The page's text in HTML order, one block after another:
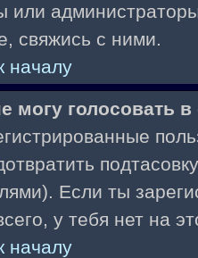
или
свяжись с ними.
началу
могу голосовать
Если ты
у тебя нет на
началу